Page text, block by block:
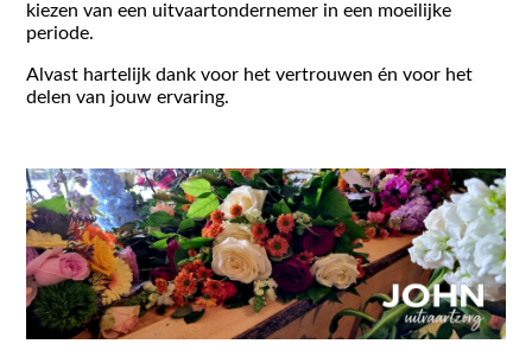
kiezen van een uitvaartondernemer in een moeilijke
periode.
Alvast hartelijk dank voor het vertrouwen én voor het
delen van jouw ervaring.